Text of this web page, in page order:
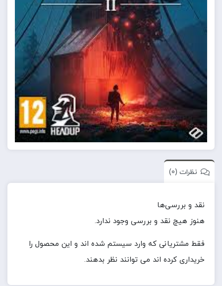
نظرات (0)
نقد و بررسی‌ها
هنوز هیچ نقد و بررسی وجود ندارد.
فقط مشتریانی که وارد سیستم شده اند و این محصول را
خریداری کرده اند می توانند نظر بدهند.